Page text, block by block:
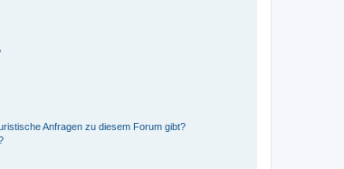
Anfragen zu diesem Forum gibt?